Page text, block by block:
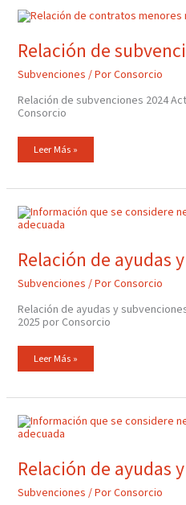
Relación de
Subvenciones / PorConsorcio
Relación de subvenciones 2024
Consorcio
Relación
De
2024
Leer Más »
Relación de ayudas
Subvenciones / PorConsorcio
Relación de ayudas y
2025 por Consorcio
Relación
De
Ayudas
Subvenciones
2023
Leer Más »
Relación de ayudas
Subvenciones / PorConsorcio
Relación
De
Ayudas
Subvenciones
2022